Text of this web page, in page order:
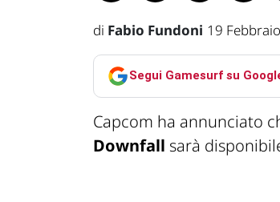
di Fabio Fundoni 19
Segui Gamesurf su
Capcom ha annunciato
Downfall sarà